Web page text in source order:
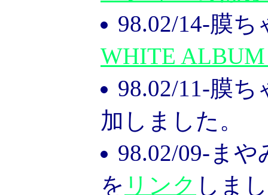
98.02/14-膜ち
WHITE
98.02/11-膜ち
加しました。
98.02/09-ま
を リンク しま